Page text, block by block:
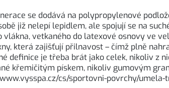
se dodává na polypropylenové
již nelepí lepidlem, ale spojují se na
vetkaného do latexové osnovy ve
která zajišťují přilnavost – čímž plně
definice je třeba brát jako celek, nikoliv
křemičitým pískem, nikoliv gumovým
cs/sportovni-povrchy/